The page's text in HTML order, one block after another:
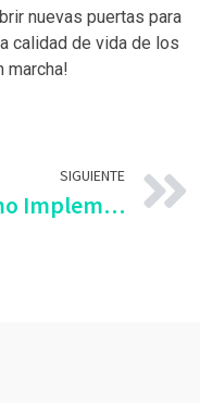
nuevas puertas para
calidad de vida de los
marcha!
SIGUIENTE
Cómo Implementar la Economía Circular en las PYMES: Una Guía Práctica